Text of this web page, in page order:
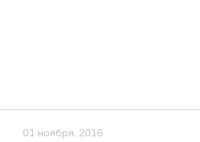
01 ноября, 2016